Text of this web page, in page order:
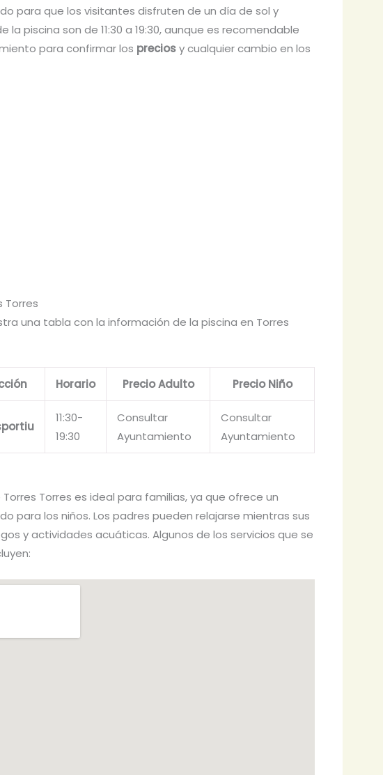
para que los visitantes disfruten de un día de sol y
la piscina son de 11:30 a 19:30, aunque es recomendable
para confirmar los preciosy cualquier cambio en los
Torres
una tabla con la información de la piscina en Torres
Horario Precio Adulto Precio Niño
11:30-
19:30
Consultar
Ayuntamiento
Consultar
Ayuntamiento
Torres Torres es ideal para familias, ya que ofrece un
para los niños. Los padres pueden relajarse mientras sus
y actividades acuáticas. Algunos de los servicios que se